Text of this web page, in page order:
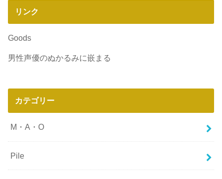
リンク
Goods
男性声優のぬかるみに嵌まる
カテゴリー
M・A・O
Pile